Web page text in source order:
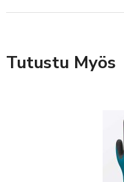
Tutustu Myös